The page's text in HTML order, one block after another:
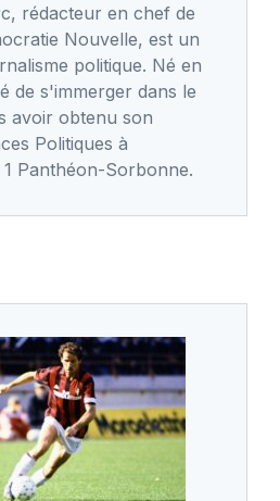
rédacteur en chef de
Nouvelle, est un
politique. Né en
de s'immerger dans le
avoir obtenu son
Politiques à
Panthéon-Sorbonne.